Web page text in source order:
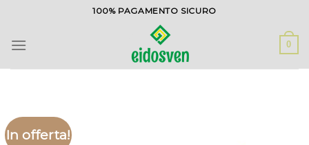
contenuti
100% PAGAMENTO SICURO
0
In offerta!